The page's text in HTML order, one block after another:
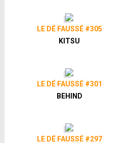
LE DÉ FAUSSÉ #305
KITSU
LE DÉ FAUSSÉ #301
BEHIND
LE DÉ FAUSSÉ #297